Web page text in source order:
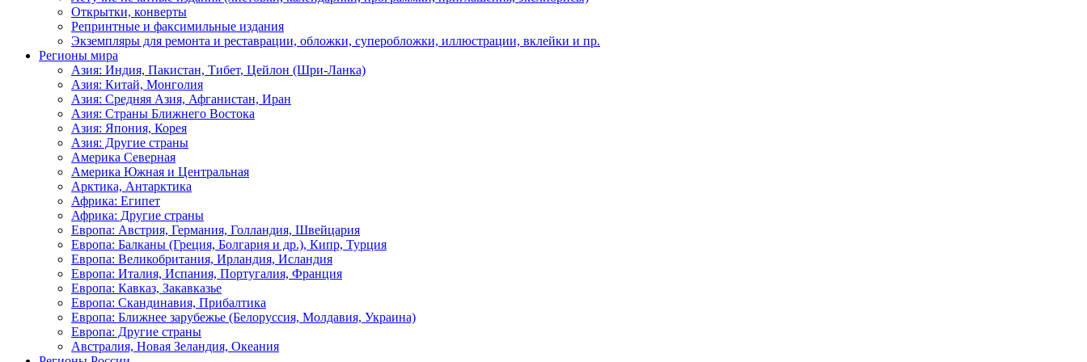
Открытки, конверты
Репринтные и факсимильные издания
Экземпляры для ремонта и реставрации, обложки, суперобложки, иллюстрации, вклейки и пр.
Регионы мира
Азия: Индия, Пакистан, Тибет, Цейлон (Шри-Ланка)
Азия: Китай, Монголия
Азия: Средняя Азия, Афганистан, Иран
Азия: Страны Ближнего Востока
Азия: Япония, Корея
Азия: Другие страны
Америка Северная
Америка Южная и Центральная
Арктика, Антарктика
Африка: Египет
Африка: Другие страны
Европа: Австрия, Германия, Голландия, Швейцария
Европа: Балканы (Греция, Болгария и др.), Кипр, Турция
Европа: Великобритания, Ирландия, Исландия
Европа: Италия, Испания, Португалия, Франция
Европа: Кавказ, Закавказье
Европа: Скандинавия, Прибалтика
Европа: Ближнее зарубежье (Белоруссия, Молдавия, Украина)
Европа: Другие страны
Австралия, Новая Зеландия, Океания